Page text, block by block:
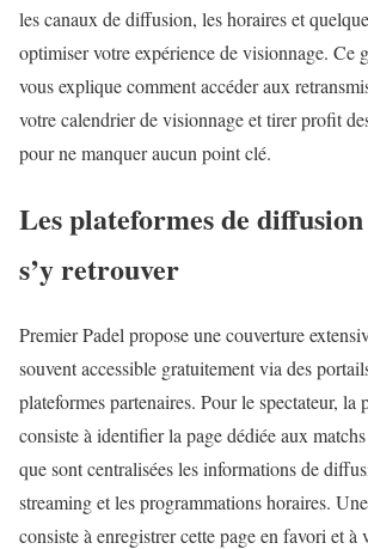
les canaux de diffusion, les horaires et
optimiser votre expérience de visionnage. Ce
vous explique comment accéder aux
votre calendrier de visionnage et tirer profit
pour ne manquer aucun point clé.
Les plateformes de
s’y retrouver
Premier Padel propose une couverture
souvent accessible gratuitement via des
plateformes partenaires. Pour le spectateur, la
consiste à identifier la page dédiée aux
que sont centralisées les informations de
streaming et les programmations horaires.
consiste à enregistrer cette page en favori et à